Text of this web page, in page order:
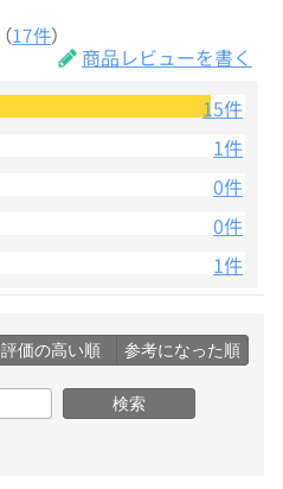
（17件）
商品レビューを書く
15件
1件
0件
0件
1件
評価の高い順 参考になった順
検索